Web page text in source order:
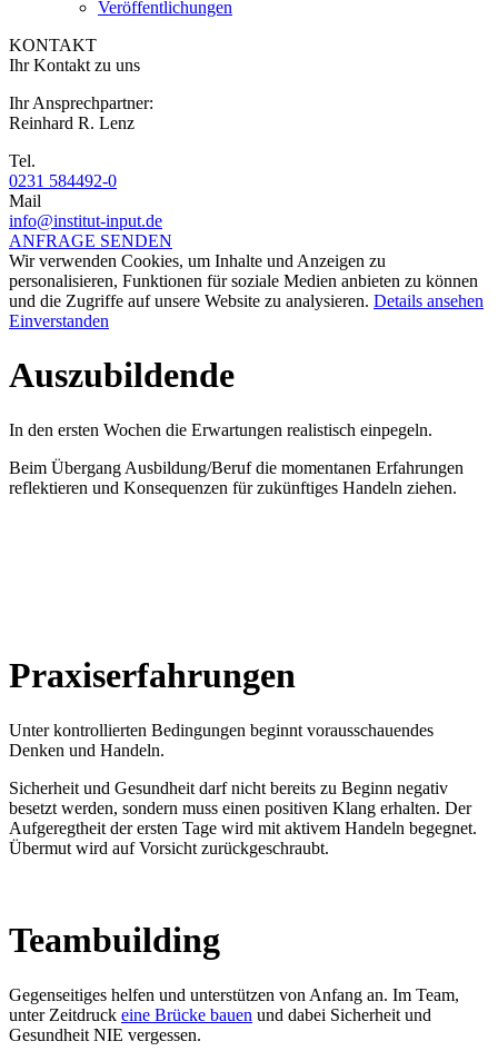
Veröffentlichungen
KONTAKT
Ihr Kontakt zu uns
Ihr Ansprechpartner:
Reinhard R. Lenz
Tel.
0231 584492-0
Mail
info@institut-input.de
ANFRAGE SENDEN
Wir verwenden Cookies, um Inhalte und Anzeigen zu
personalisieren, Funktionen für soziale Medien anbieten zu können
und die Zugriffe auf unsere Website zu analysieren. Details ansehen
Einverstanden
Auszubildende
In den ersten Wochen die Erwartungen realistisch einpegeln.
Beim Übergang Ausbildung/Beruf die momentanen Erfahrungen
reflektieren und Konsequenzen für zukünftiges Handeln ziehen.
Praxiserfahrungen
Unter kontrollierten Bedingungen beginnt vorausschauendes
Denken und Handeln.
Sicherheit und Gesundheit darf nicht bereits zu Beginn negativ
besetzt werden, sondern muss einen positiven Klang erhalten. Der
Aufgeregtheit der ersten Tage wird mit aktivem Handeln begegnet.
Übermut wird auf Vorsicht zurückgeschraubt.
Teambuilding
Gegenseitiges helfen und unterstützen von Anfang an. Im Team,
unter Zeitdruck eine Brücke bauen und dabei Sicherheit und
Gesundheit NIE vergessen.